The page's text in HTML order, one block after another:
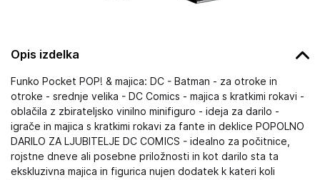
Opis izdelka
Funko Pocket POP! & majica: DC - Batman - za otroke in
otroke - srednje velika - DC Comics - majica s kratkimi rokavi -
oblačila z zbirateljsko vinilno minifiguro - ideja za darilo -
igrače in majica s kratkimi rokavi za fante in deklice POPOLNO
DARILO ZA LJUBITELJE DC COMICS - idealno za počitnice,
rojstne dneve ali posebne priložnosti in kot darilo sta ta
ekskluzivna majica in figurica nujen dodatek k kateri koli